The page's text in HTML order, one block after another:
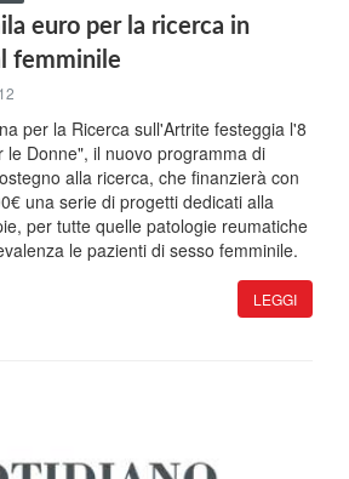
euro per la ricerca in
femminile
per la Ricerca sull'Artrite festeggia l'8
le Donne", il nuovo programma di
alla ricerca, che finanzierà con
una serie di progetti dedicati alla
per tutte quelle patologie reumatiche
le pazienti di sesso femminile.
LEGGI